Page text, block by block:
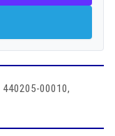
440205-00010,